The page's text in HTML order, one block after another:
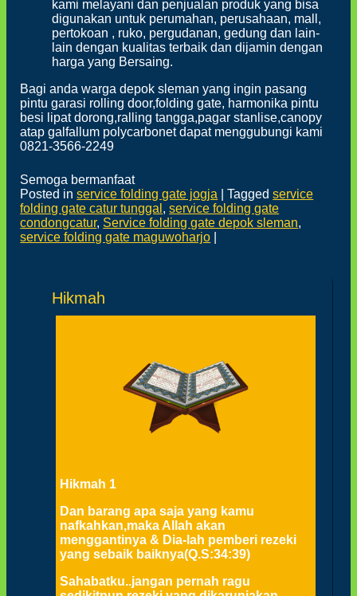
kami melayani dan penjualan produk yang bisa
digunakan untuk perumahan, perusahaan, mall,
pertokoan , ruko, pergudanan, gedung dan lain-
lain dengan kualitas terbaik dan dijamin dengan
harga yang Bersaing.
Bagi anda warga depok sleman yang ingin pasang
pintu garasi rolling door,folding gate, harmonika pintu
besi lipat dorong,ralling tangga,pagar stanlise,canopy
atap galfallum polycarbonet dapat menggubungi kami
0821-3566-2249
Semoga bermanfaat
Posted inservice folding gate jogja |Taggedservice
folding gate catur tunggal ,service folding gate
condongcatur, Service folding gate depok sleman,
service folding gate maguwoharjo
Post navigation
Hikmah
Hikmah 1
Dan barang apa saja yang kamu
nafkahkan,maka Allah akan
menggantinya & Dia-lah pemberi rezeki
yang sebaik baiknya(Q.S:34:39)
Sahabatku..jangan pernah ragu